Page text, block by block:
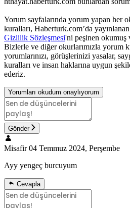
Yorum sayfalarında yorum yapan her
kuralları, Haberturk.com’da yayınlanan
Gizlilik Sözleşmesi'ni peşinen okumuş
Bizlerle ve diğer okurlarımızla yorum
yorumlarınızı, görüşlerinizi yasalar,
kuralları ve insan haklarına uygun
ederiz.
Yorumları okudum onaylıyorum
Gönder
Misafir 04 Temmuz 2024, Perşembe
Ayy yengeç burcuyum
Cevapla